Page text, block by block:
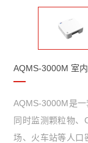
AQMS-3000M 室
AQMS-3000M是
同时监测颗粒物、
场、火车站等人口